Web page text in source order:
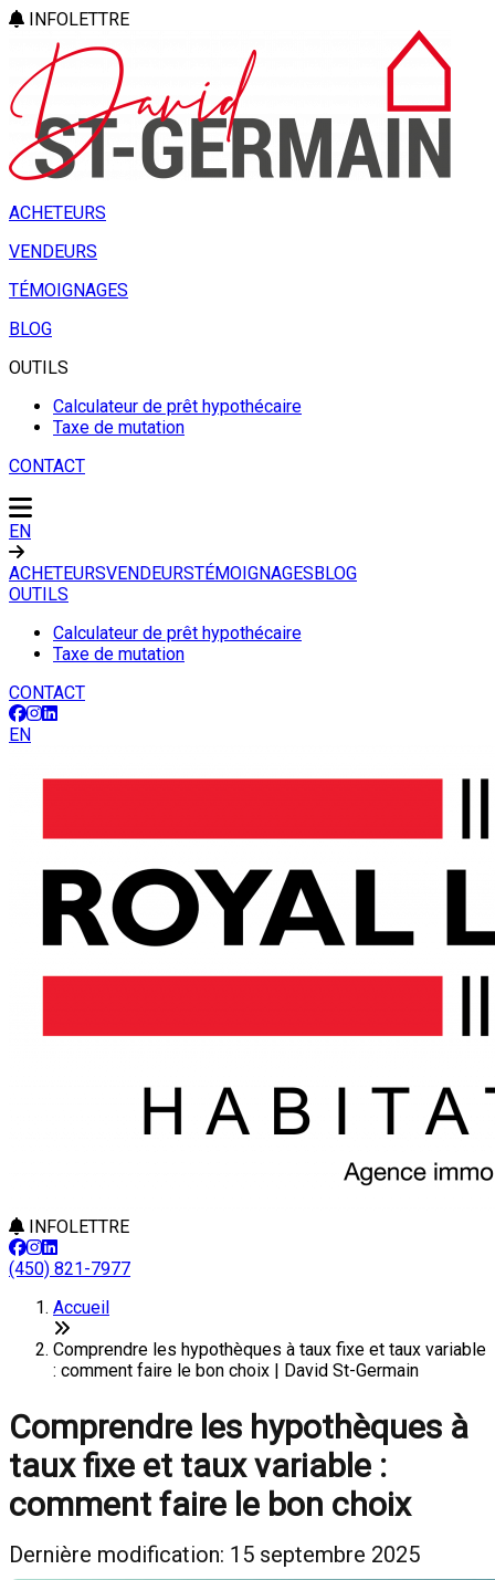
INFOLETTRE
ACHETEURS
VENDEURS
TÉMOIGNAGES
BLOG
OUTILS
Calculateur de prêt hypothécaire
Taxe de mutation
CONTACT
EN
ACHETEURSVENDEURSTÉMOIGNAGESBLOG
OUTILS
Calculateur de prêt hypothécaire
Taxe de mutation
CONTACT
EN
INFOLETTRE
(450) 821-7977
Accueil
Comprendre les hypothèques à taux fixe et taux variable
: comment faire le bon choix | David St-Germain
Comprendre les hypothèques à
taux fixe et taux variable :
comment faire le bon choix
Dernière modification: 15 septembre 2025